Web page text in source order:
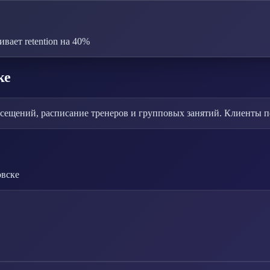
retention на 40%
расписание тренеров и групповых занятий.